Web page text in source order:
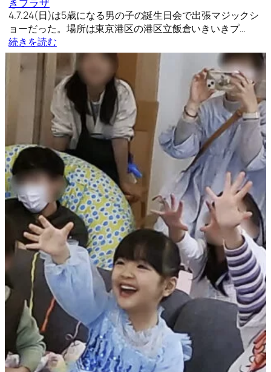
きプラザ
4.7.24(日)は5歳になる男の子の誕生日会で出張マジックシ
ョーだった。場所は東京港区の港区立飯倉いきいきプ…
続きを読む